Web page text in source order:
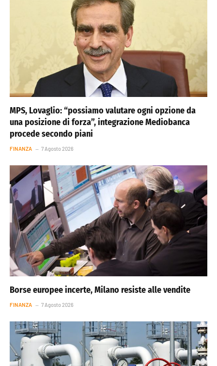
MPS, Lovaglio: “possiamo valutare ogni opzione da
una posizione di forza”, integrazione Mediobanca
procede secondo piani
FINANZA 7 Agosto 2026
Borse europee incerte, Milano resiste alle vendite
FINANZA 7 Agosto 2026